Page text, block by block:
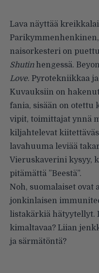
Lava näyttää
naisorkesteri on
Shutinhengessä.
Love. Pyrotekniikkaa
Kuvauksiin on
fania, sisään on otettu
vipit, toimittajat ynnä
kiljahtelevat
lavahuuma leviää
Vieruskaverini kysyy,
pitämättä ”Beestä”.
Noh, suomalaiset ovat
jonkinlaisen
listakärkiä hätyytellyt.
kimaltavaa? Liian
ja särmätöntä?